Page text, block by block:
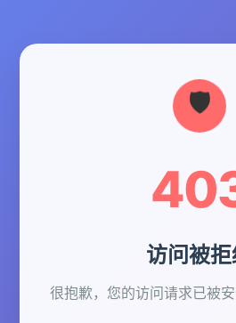
访问被
很抱歉，您的访问请求已被安